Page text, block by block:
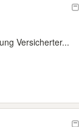
Versicherter...